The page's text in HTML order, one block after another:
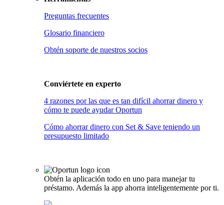
Preguntas frecuentes
Glosario financiero
Obtén soporte de nuestros socios
Conviértete en experto
4 razones por las que es tan difícil ahorrar dinero y
cómo te puede ayudar Oportun
Cómo ahorrar dinero con Set & Save teniendo un
presupuesto limitado
Obtén la aplicación todo en uno para manejar tu
préstamo. Además la app ahorra inteligentemente por ti.